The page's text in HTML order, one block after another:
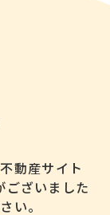
動産サイト
ございました
い。